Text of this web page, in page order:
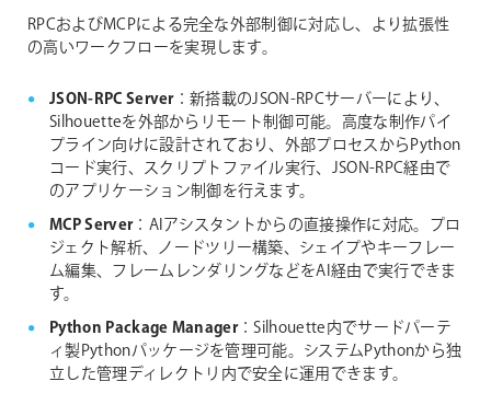
RPCおよびMCPによる完全な外部制御に対応し、より拡張性
の高いワークフローを実現します。
JSON-RPC Server：新搭載のJSON-RPCサーバーにより、
Silhouetteを外部からリモート制御可能。高度な制作パイ
プライン向けに設計されており、外部プロセスからPython
コード実行、スクリプトファイル実行、JSON-RPC経由で
のアプリケーション制御を行えます。
MCP Server：AIアシスタントからの直接操作に対応。プロ
ジェクト解析、ノードツリー構築、シェイプやキーフレー
ム編集、フレームレンダリングなどをAI経由で実行できま
す。
Python Package Manager：Silhouette内でサードパーテ
ィ製Pythonパッケージを管理可能。システムPythonから独
立した管理ディレクトリ内で安全に運用できます。